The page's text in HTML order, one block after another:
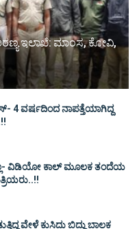
ಇಲಾಖೆ: ಮಾಂಸ, ಕೋವಿ,
4 ವರ್ಷದಿಂದ ನಾಪತ್ತೆಯಾಗಿದ್ದ
ವಿಡಿಯೋ ಕಾಲ್ ಮೂಲಕ ತಂದೆಯ
ವೇಳೆ ಕುಸಿದು ಬಿದ್ದು ಬಾಲಕ